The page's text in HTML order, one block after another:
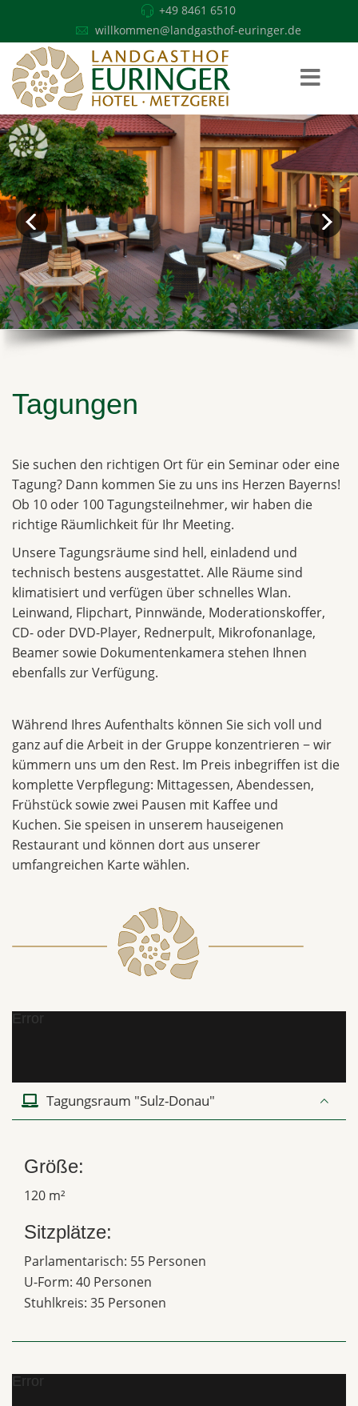
+49 8461 6510
willkommen@landgasthof-euringer.de
Tagungen
Sie suchen den richtigen Ort für ein Seminar oder eine
Tagung? Dann kommen Sie zu uns ins Herzen Bayerns!
Ob 10 oder 100 Tagungsteilnehmer, wir haben die
richtige Räumlichkeit für Ihr Meeting.
Unsere Tagungsräume sind hell, einladend und
technisch bestens ausgestattet. Alle Räume sind
klimatisiert und verfügen über schnelles Wlan.
Leinwand, Flipchart, Pinnwände, Moderationskoffer,
CD- oder DVD-Player, Rednerpult, Mikrofonanlage,
Beamer sowie Dokumentenkamera stehen Ihnen
ebenfalls zur Verfügung.
Während Ihres Aufenthalts können Sie sich voll und
ganz auf die Arbeit in der Gruppe konzentrieren − wir
kümmern uns um den Rest. Im Preis inbegriffen ist die
komplette Verpflegung: Mittagessen, Abendessen,
Frühstück sowie zwei Pausen mit Kaffee und
Kuchen. Sie speisen in unserem hauseigenen
Restaurant und können dort aus unserer
umfangreichen Karte wählen.
Error
Tagungsraum "Sulz-Donau"
Größe:
120 m²
Sitzplätze:
Parlamentarisch: 55 Personen
U-Form: 40 Personen
Stuhlkreis: 35 Personen
Error